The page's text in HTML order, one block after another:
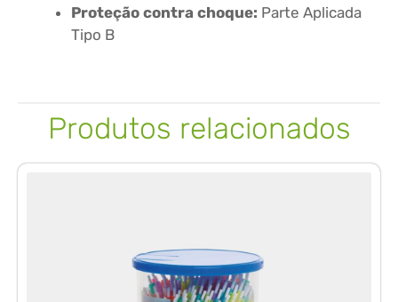
Proteção contra choque: Parte Aplicada
Tipo B
Produtos relacionados